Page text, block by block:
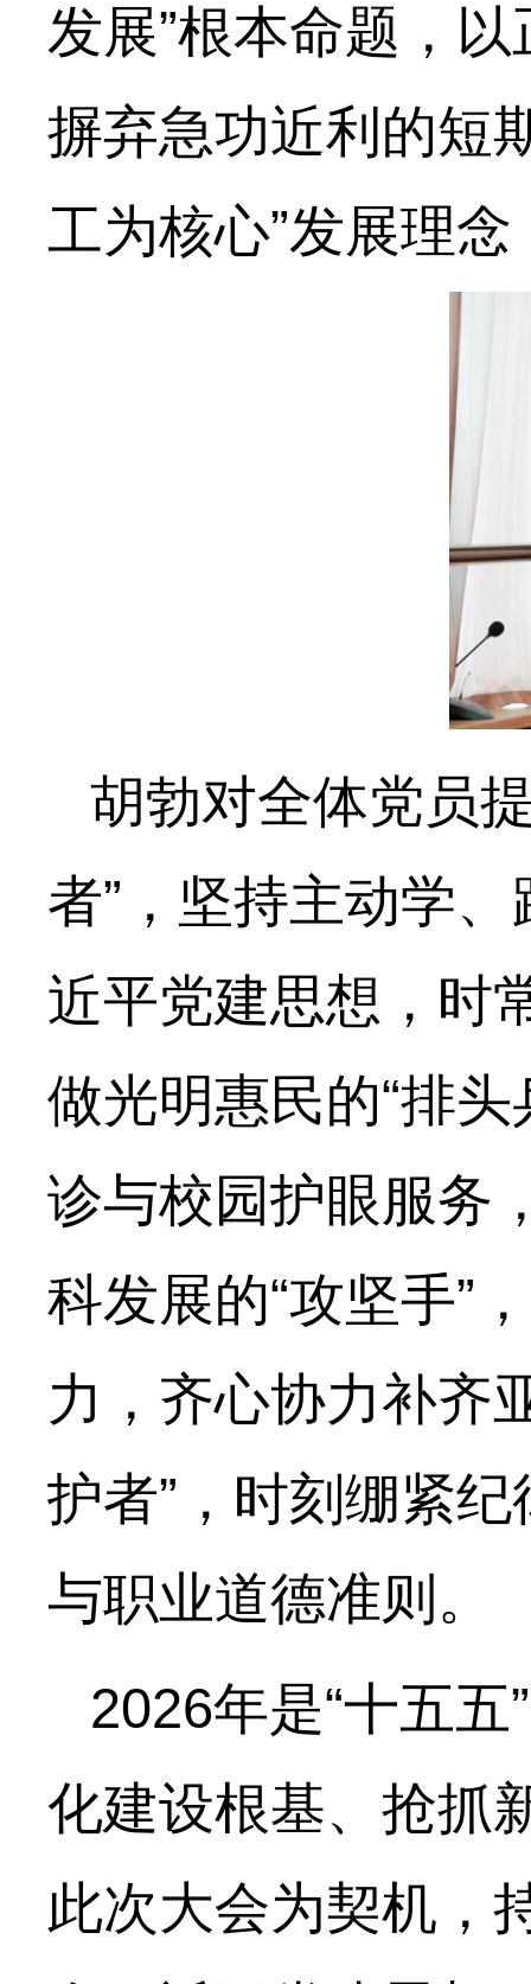
发展”根本命题，
摒弃急功近利的短
工为核心”发展理
胡勃对全体党员
者”，坚持主动学
近平党建思想，时
做光明惠民的“排
诊与校园护眼服务
科发展的“攻坚手”
力，齐心协力补齐
护者”，时刻绷紧
与职业道德准则。
2026年是“十五
化建设根基、抢抓
此次大会为契机，